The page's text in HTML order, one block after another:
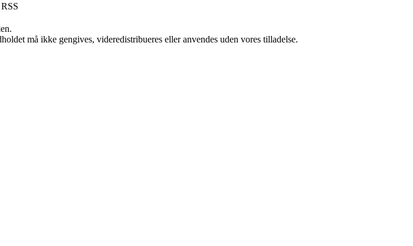
RSS
må ikke gengives, videredistribueres eller anvendes uden vores tilladelse.